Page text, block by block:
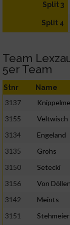
Split 3
Split 4
Team
5er Team
Stnr Name
3137
3155
Veltwisch
3134
Engeland
3135
Grohs
3150
Setecki
3156
Von Döllen
3142
Meints
3151
Stehmeier